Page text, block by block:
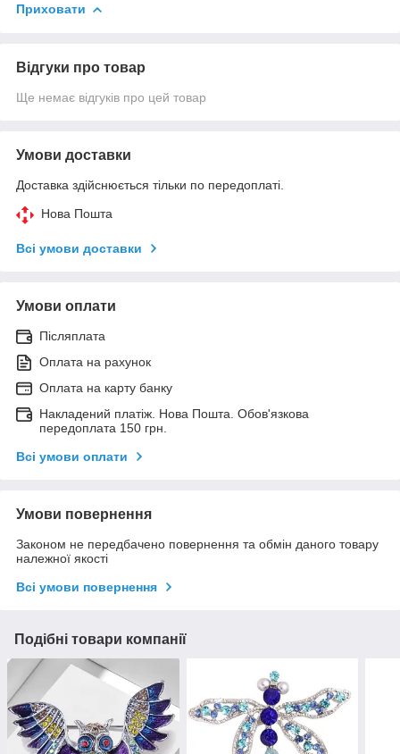
Приховати
Відгуки про товар
Ще немає відгуків про цей товар
Умови доставки
Доставка здійснюється тільки по передоплаті.
Нова Пошта
Всі умови доставки
Умови оплати
Післяплата
Оплата на рахунок
Оплата на карту банку
Накладений платіж. Нова Пошта. Обов'язкова
передоплата 150 грн.
Всі умови оплати
Умови повернення
Законом не передбачено повернення та обмін даного товару
належної якості
Всі умови повернення
Подібні товари компанії